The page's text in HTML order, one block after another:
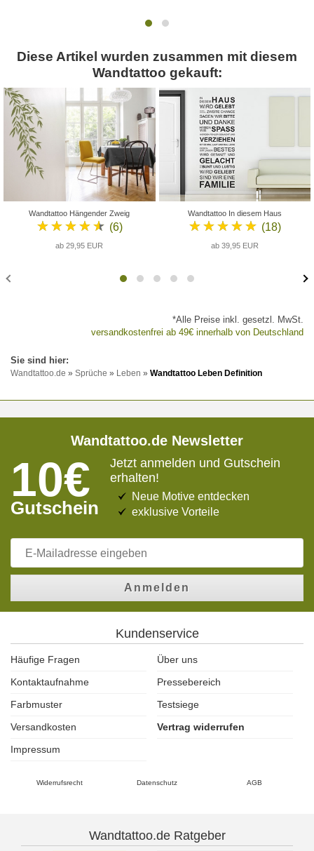
Diese Artikel wurden zusammen mit diesem
Wandtattoo gekauft:
Wandtattoo Hängender Zweig
★★★★★ (6)
ab 29,95 EUR
Wandtattoo In diesem Haus
★★★★★ (18)
ab 39,95 EUR
*Alle Preise inkl. gesetzl. MwSt.
versandkostenfrei ab 49€ innerhalb von Deutschland
Wandtattoo.de » Sprüche » Leben » Wandtattoo Leben Definition
Wandtattoo.de Newsletter
10€
Gutschein
Jetzt anmelden und Gutschein
erhalten!
Neue Motive entdecken
exklusive Vorteile
Anmelden
Kundenservice
Häufige Fragen
Über uns
Kontaktaufnahme
Pressebereich
Farbmuster
Testsiege
Versandkosten
Vertrag widerrufen
Impressum
Widerrufsrecht Datenschutz AGB
Wandtattoo.de Ratgeber